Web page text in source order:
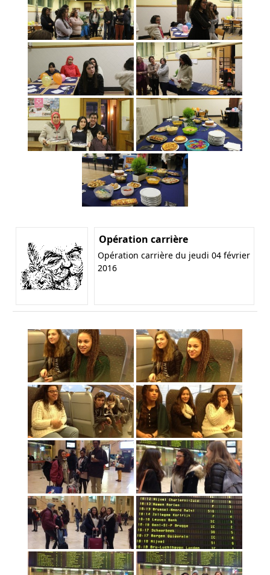
Opération carrière
Opération carrière du jeudi 04 février
2016